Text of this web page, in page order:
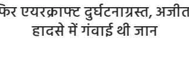
लागू हो सकता है महिला
ने केंद्रीय मंत्री रिजिजू पर